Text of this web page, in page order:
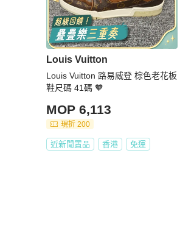
Louis Vuitton
Louis Vuitton 路易威登 棕色老花板
鞋尺碼 41碼 🧡
MOP 6,113
現折 200
近新閒置品 香港 免運